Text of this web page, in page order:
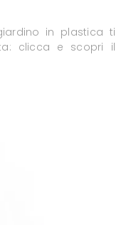
in plastica ti
clicca e scopri il